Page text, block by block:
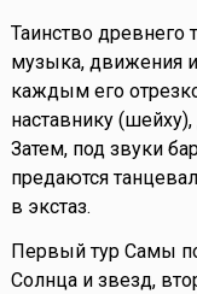
Таинство древнего
музыка, движения и
каждым его
наставнику
Затем, под звуки
предаются
в экстаз.
Первый тур Самы
Солнца и звезд,